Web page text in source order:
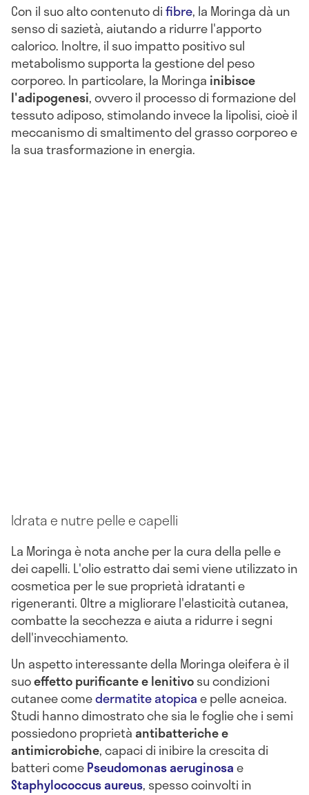
Con il suo alto contenuto difibre, la Moringa dà un
senso di sazietà, aiutando a ridurre l'apporto
calorico. Inoltre, il suo impatto positivo sul
metabolismo supporta la gestione del peso
corporeo. In particolare, la Moringa inibisce
l'adipogenesi, ovvero il processo di formazione del
tessuto adiposo, stimolando invece la lipolisi, cioè il
meccanismo di smaltimento del grasso corporeo e
la sua trasformazione in energia.
Idrata e nutre pelle e capelli
La Moringa è nota anche per la cura della pelle e
dei capelli. L'olio estratto dai semi viene utilizzato in
cosmetica per le sue proprietà idratanti e
rigeneranti. Oltre a migliorare l'elasticità cutanea,
combatte la secchezza e aiuta a ridurre i segni
dell'invecchiamento.
Un aspetto interessante della Moringa oleifera è il
suoeffetto purificante e lenitivosu condizioni
cutanee comedermatite atopicae pelle acneica.
Studi hanno dimostrato che sia le foglie che i semi
possiedono proprietàantibatteriche e
antimicrobiche, capaci di inibire la crescita di
batteri comePseudomonas aeruginosae
Staphylococcus aureus, spesso coinvolti in